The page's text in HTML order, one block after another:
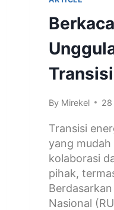
By Mirekel 28
Transisi
yang mudah
kolaborasi
pihak,
Nasional